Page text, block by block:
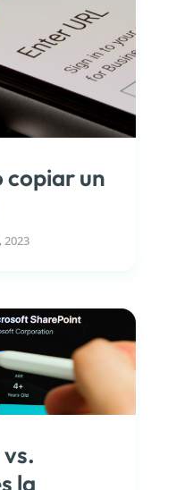
copiar un
2023
la